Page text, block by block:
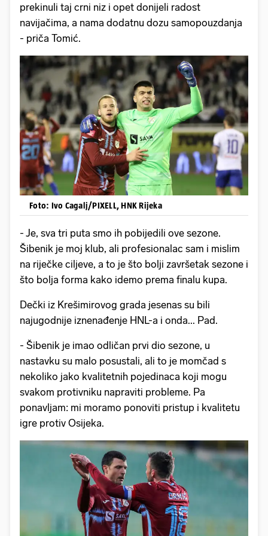
prekinuli taj crni niz i opet donijeli radost
navijačima, a nama dodatnu dozu samopouzdanja
- priča Tomić.
Foto: Ivo Cagalj/PIXELL, HNK Rijeka
- Je, sva tri puta smo ih pobijedili ove sezone.
Šibenik je moj klub, ali profesionalac sam i mislim
na riječke ciljeve, a to je što bolji završetak sezone i
što bolja forma kako idemo prema finalu kupa.
Dečki iz Krešimirovog grada jesenas su bili
najugodnije iznenađenje HNL-a i onda... Pad.
- Šibenik je imao odličan prvi dio sezone, u
nastavku su malo posustali, ali to je momčad s
nekoliko jako kvalitetnih pojedinaca koji mogu
svakom protivniku napraviti probleme. Pa
ponavljam: mi moramo ponoviti pristup i kvalitetu
igre protiv Osijeka.